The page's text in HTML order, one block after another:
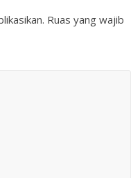
Ruas yang wajib